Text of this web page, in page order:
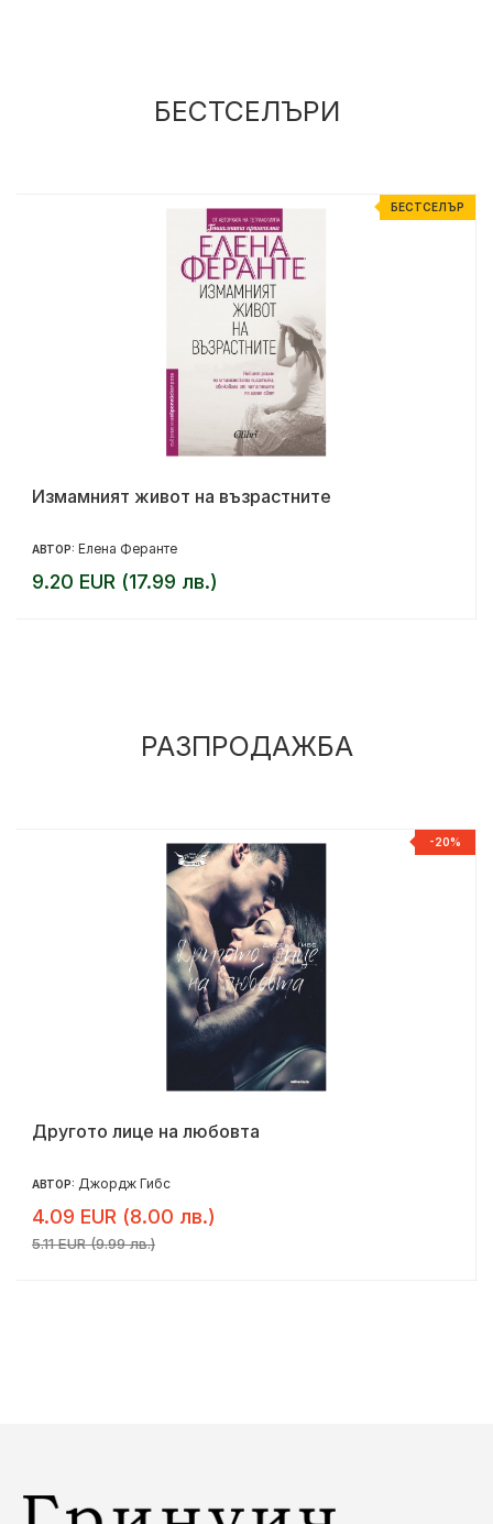
БЕСТСЕЛЪРИ
БЕСТСЕЛЪР
Измамният живот на възрастните
АВТОР: Елена Феранте
9.20 EUR (17.99 лв.)
РАЗПРОДАЖБА
-20%
Другото лице на любовта
АВТОР: Джордж Гибс
4.09 EUR (8.00 лв.)
5.11 EUR (9.99 лв.)